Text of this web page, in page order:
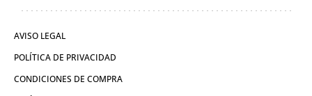
AVISO LEGAL
POLÍTICA DE PRIVACIDAD
CONDICIONES DE COMPRA